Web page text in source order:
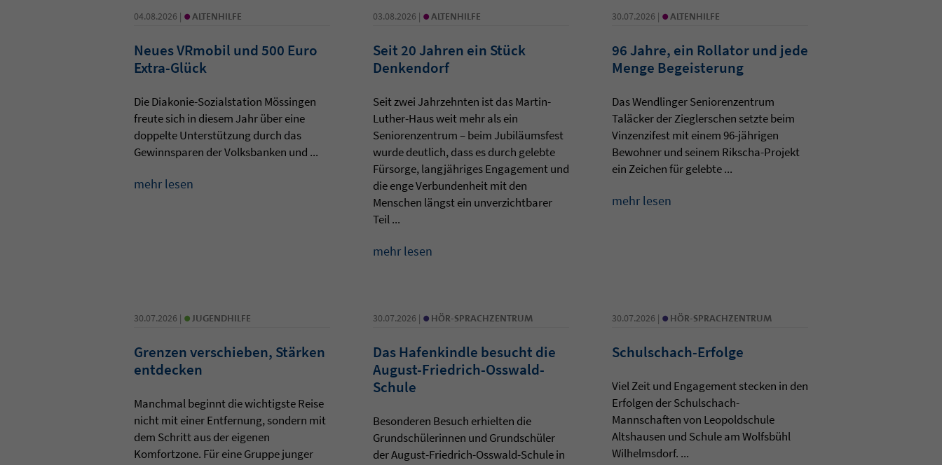
04.08.2026 | • ALTENHILFE
Neues VRmobil und 500 Euro
Extra-Glück
Die Diakonie-Sozialstation Mössingen
freute sich in diesem Jahr über eine
doppelte Unterstützung durch das
Gewinnsparen der Volksbanken und ...
mehr lesen
03.08.2026 | • ALTENHILFE
Seit 20 Jahren ein Stück
Denkendorf
Seit zwei Jahrzehnten ist das Martin-
Luther-Haus weit mehr als ein
Seniorenzentrum – beim Jubiläumsfest
wurde deutlich, dass es durch gelebte
Fürsorge, langjähriges Engagement und
die enge Verbundenheit mit den
Menschen längst ein unverzichtbarer
Teil ...
mehr lesen
30.07.2026 | • ALTENHILFE
96 Jahre, ein Rollator und jede
Menge Begeisterung
Das Wendlinger Seniorenzentrum
Taläcker der Zieglerschen setzte beim
Vinzenzifest mit einem 96-jährigen
Bewohner und seinem Rikscha-Projekt
ein Zeichen für gelebte ...
mehr lesen
30.07.2026 | • JUGENDHILFE
Grenzen verschieben, Stärken
entdecken
Manchmal beginnt die wichtigste Reise
nicht mit einer Entfernung, sondern mit
dem Schritt aus der eigenen
Komfortzone. Für eine Gruppe junger
30.07.2026 | • HÖR-SPRACHZENTRUM
Das Hafenkindle besucht die
August-Friedrich-Osswald-
Schule
Besonderen Besuch erhielten die
Grundschülerinnen und Grundschüler
der August-Friedrich-Osswald-Schule in
30.07.2026 | • HÖR-SPRACHZENTRUM
Schulschach-Erfolge
Viel Zeit und Engagement stecken in den
Erfolgen der Schulschach-
Mannschaften von Leopoldschule
Altshausen und Schule am Wolfsbühl
Wilhelmsdorf. ...